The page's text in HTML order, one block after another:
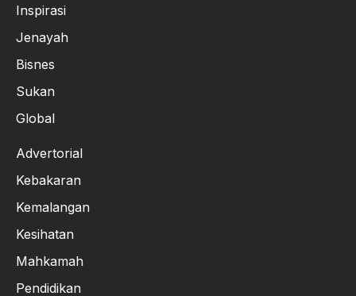
Inspirasi
Jenayah
Bisnes
Sukan
Global
Advertorial
Kebakaran
Kemalangan
Kesihatan
Mahkamah
Pendidikan